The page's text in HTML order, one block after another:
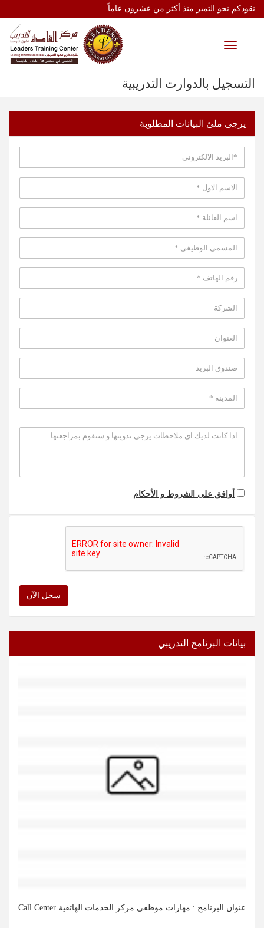
نقودكم نحو التميز منذ أكثر من عشرون عاماً
Toggle
التسجيل بالدوارت التدريبية
يرجى ملئ البيانات المطلوبة
أوافق على الشروط و الأحكام
سجل الآن
بيانات البرنامج التدريبي
عنوان البرنامج : مهارات موظفي مركز الخدمات الهاتفية Call Center